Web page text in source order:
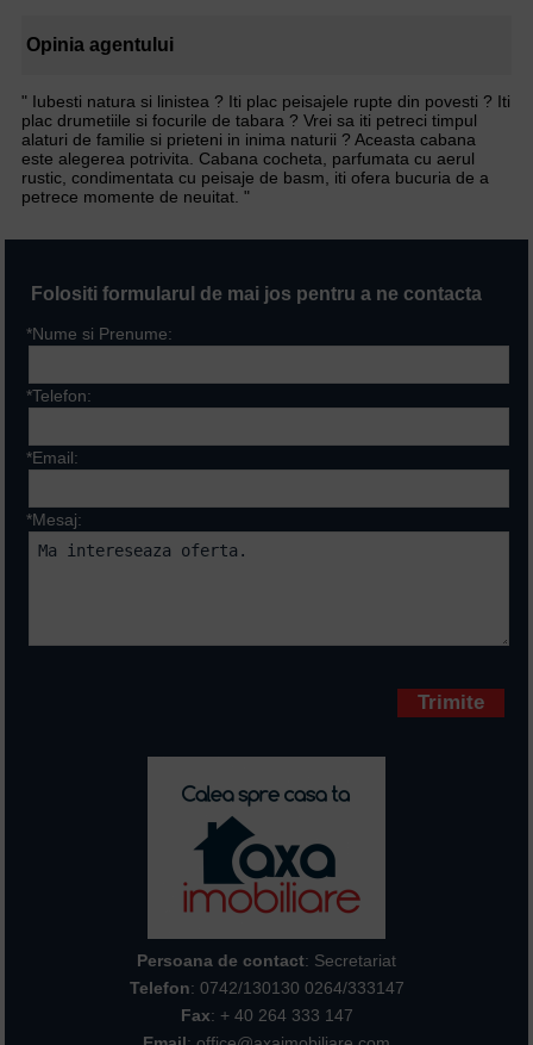
Opinia agentului
" Iubesti natura si linistea ? Iti plac peisajele rupte din povesti ? Iti
plac drumetiile si focurile de tabara ? Vrei sa iti petreci timpul
alaturi de familie si prieteni in inima naturii ? Aceasta cabana
este alegerea potrivita. Cabana cocheta, parfumata cu aerul
rustic, condimentata cu peisaje de basm, iti ofera bucuria de a
petrece momente de neuitat. "
Folositi formularul de mai jos pentru a ne contacta
*Nume si Prenume:
*Telefon:
*Email:
*Mesaj:
Persoana de contact: Secretariat
Telefon: 0742/130130 0264/333147
Fax: + 40 264 333 147